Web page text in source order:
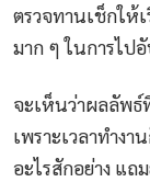
ตรวจทานเช็กให้
มาก ๆ ในการไป
จะเห็นว่าผลลัพธ์
เพราะเวลาทำง
อะไรสักอย่าง แถ